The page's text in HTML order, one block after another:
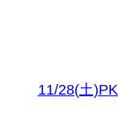
11/28(土